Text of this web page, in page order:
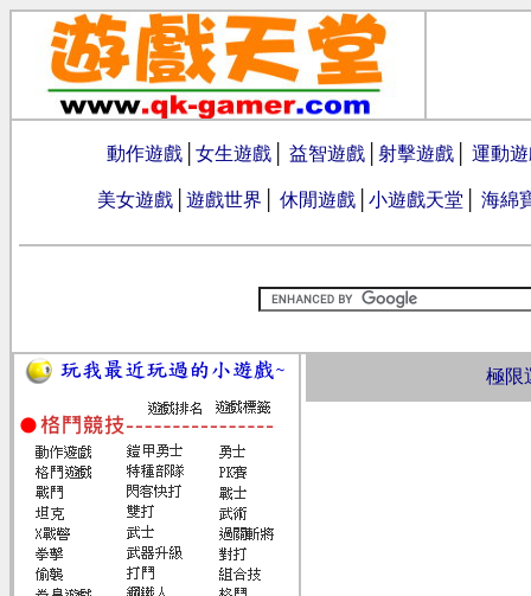
動作遊戲 女生遊戲 益智遊戲 射擊遊戲 運動
美女遊戲 遊戲世界 休閒遊戲 小遊戲天堂 海綿
極限